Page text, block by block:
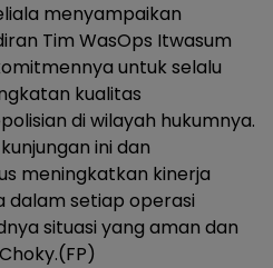
menyampaikan
Tim WasOps Itwasum
untuk selalu
kualitas
di wilayah hukumnya.
ini dan
meningkatkan kinerja
setiap operasi
situasi yang aman dan